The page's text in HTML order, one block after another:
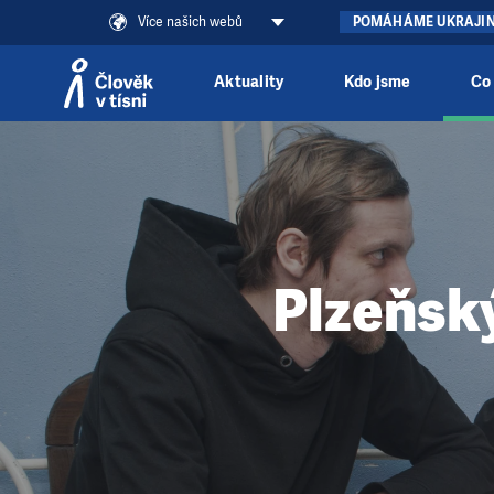
Více našich webů POMÁHÁME
Aktuality Kdo jsme